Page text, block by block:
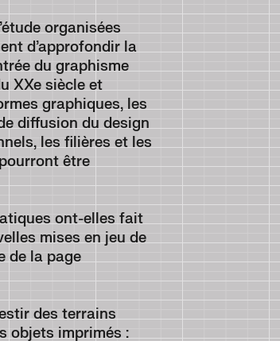
organisées
d’approfondir la
du graphisme
XXe siècle et
graphiques, les
diffusion du design
les filières et les
être
ont-elles fait
mises en jeu de
de la page
des terrains
objets imprimés :